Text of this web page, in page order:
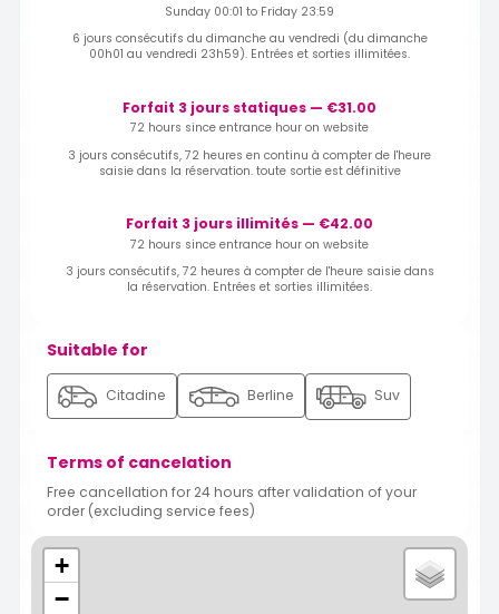
Sunday 00:01 to Friday 23:59
6 jours consécutifs du dimanche au vendredi (du dimanche
00h01 au vendredi 23h59). Entrées et sorties illimitées.
Forfait 3 jours statiques — €31.00
72 hours since entrance hour on website
3 jours consécutifs, 72 heures en continu à compter de l'heure
saisie dans la réservation. toute sortie est définitive
Forfait 3 jours illimités — €42.00
72 hours since entrance hour on website
3 jours consécutifs, 72 heures à compter de l'heure saisie dans
la réservation. Entrées et sorties illimitées.
Suitable for
Citadine Berline Suv
Terms of cancelation
Free cancellation for 24 hours after validation of your
order (excluding service fees)
+
−